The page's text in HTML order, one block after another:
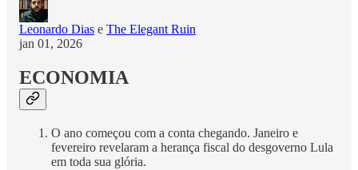
Leonardo Dias e The Elegant Ruin
jan 01, 2026
ECONOMIA
O ano começou com a conta chegando. Janeiro e
fevereiro revelaram a herança fiscal do desgoverno Lula
em toda sua glória.